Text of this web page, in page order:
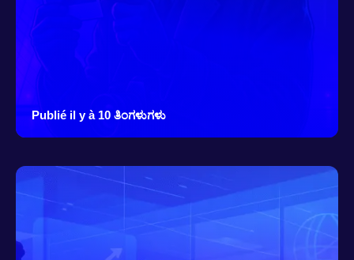
Publié il y à 10 ತಿಂಗಳುಗಳು